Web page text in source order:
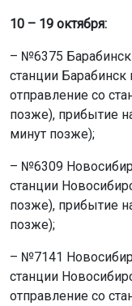
10 – 19 октября:
– №6375 Барабинск
станции
отправление со
позже), прибытие
минут позже);
– №6309
станции
позже), прибытие
позже);
– №7141
станции
отправление со